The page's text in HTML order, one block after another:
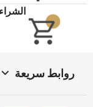
روابط سريعة